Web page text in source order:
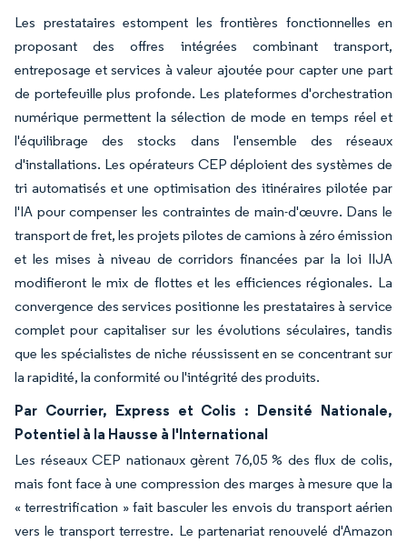
Les prestataires estompent les frontières fonctionnelles en
proposant des offres intégrées combinant transport,
entreposage et services à valeur ajoutée pour capter une part
de portefeuille plus profonde. Les plateformes d'orchestration
numérique permettent la sélection de mode en temps réel et
l'équilibrage des stocks dans l'ensemble des réseaux
d'installations. Les opérateurs CEP déploient des systèmes de
tri automatisés et une optimisation des itinéraires pilotée par
l'IA pour compenser les contraintes de main-d'œuvre. Dans le
transport de fret, les projets pilotes de camions à zéro émission
et les mises à niveau de corridors financées par la loi IIJA
modifieront le mix de flottes et les efficiences régionales. La
convergence des services positionne les prestataires à service
complet pour capitaliser sur les évolutions séculaires, tandis
que les spécialistes de niche réussissent en se concentrant sur
la rapidité, la conformité ou l'intégrité des produits.
Par Courrier, Express et Colis : Densité Nationale,
Potentiel à la Hausse à l'International
Les réseaux CEP nationaux gèrent 76,05 % des flux de colis,
mais font face à une compression des marges à mesure que la
« terrestrification » fait basculer les envois du transport aérien
vers le transport terrestre. Le partenariat renouvelé d'Amazon